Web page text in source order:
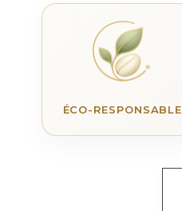
ÉCO-RESPONSABLE